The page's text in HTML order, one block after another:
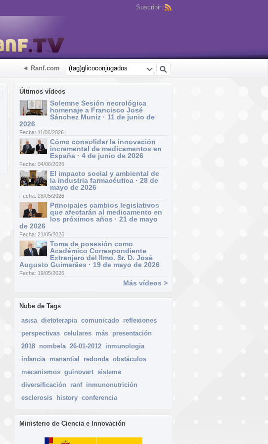
Suscribir:
◄ Ranf.com
Últimos vídeos
Solemne Sesión necrológica
homenaje a Francisco José
Sánchez Muniz · 11 de junio de
2026
Fecha: 11/06/2026
Cómo consolidar la innovación
incremental de medicamentos en
España · 4 de junio de 2026
Fecha: 04/06/2026
El impacto social y ambiental de
la industria farmacéutica · 28 de
mayo de 2026
Fecha: 28/05/2026
Principales cambios legislativos
que afectarán al medicamento en
los próximos años · 21 de mayo
de 2026
Fecha: 21/05/2026
Toma de posesión como
Académico Correspondiente
Extranjero del Ilmo. Sr. D. José
Augusto Guimarães · 19 de mayo de 2026
Fecha: 19/05/2026
Más vídeos >
Nube de Tags
asisa dietoterapia comunicado reflexiones
perspectivas celulares más presentación
2018 nombela 26-01-2012 inmunologia
infancia manantial redonda obstáculos
mecanismos guinovart sistema
diversificación
ranf inmunonutrición
esclerosis
history conferencia
Ministerio de Ciencia e Innovación